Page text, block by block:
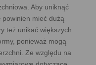
Aby uniknąć
powinien mieć dużą
też unikać większych
ponieważ mogą
Ze względu na